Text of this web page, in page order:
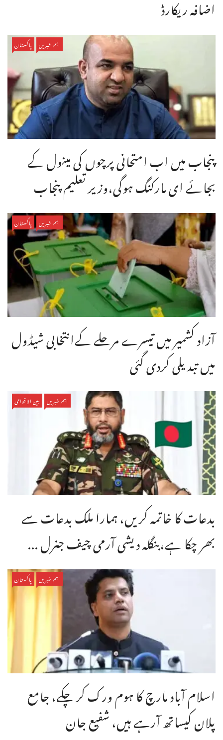
اضافہ ریکارڈ
اہم خبریں پاکستان
پنجاب میں اب امتحانی پرچوں کی مینول کے
بجائے ای مارکنگ ہوگی،وزیر تعلیم پنجاب
اہم خبریں پاکستان
آزاد کشمیر میں تیسرے مرحلے کےانتخابی شیڈول
میں تبدیلی کردی گئی
اہم خبریں بین الاقوامی
بدعات کا خاتمہ کریں، ہمارا ملک بدعات سے
بھر چکا ہے،بنگله دیشی آرمی چیف جنرل ...
اہم خبریں پاکستان
اسلام آباد مارچ کا ہوم ورک کر چکے، جامع
پلان کیساتھ آرہے ہیں، شفیع جان